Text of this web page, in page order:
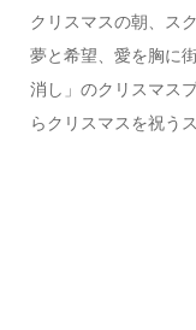
クリスマスの朝、ス
夢と希望、愛を胸に
消し」のクリスマス
らクリスマスを祝う